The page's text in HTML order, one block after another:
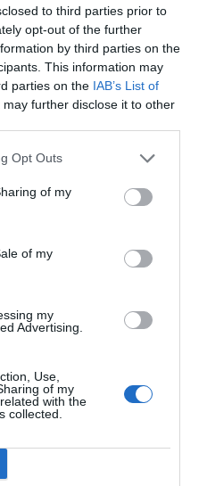
to third parties prior to
opt-out of the further
by third parties on the
This information may
parties on the IAB’s List of
may further disclose it to other
Opt Outs
of my
of my
my
Advertising.
Use,
of my
with the
collected.